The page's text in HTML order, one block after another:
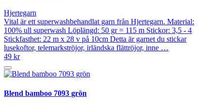
Hjertegarn
Vital är ett superwashbehandlat garn från Hjertegarn. Material:
100% ull superwash Löplängd: 50 gr = 115 m Stickor: 3,5 - 4
Stickfasthet: 22 m x 28 v på 10cm Detta är garnet du stickar
lusekoftor, telemarkströjor, irländska flättröjor, inne …
49 kr
Blend bamboo 7093 grön